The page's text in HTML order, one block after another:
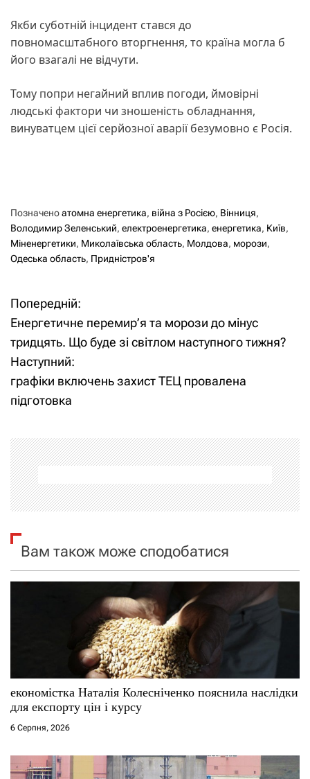
Якби суботній інцидент стався до
повномасштабного вторгнення, то країна могла б
його взагалі не відчути.
Тому попри негайний вплив погоди, ймовірні
людські фактори чи зношеність обладнання,
винуватцем цієї серйозної аварії безумовно є Росія.
Позначеноатомна енергетика, війна з Росією, Вінниця,
Володимир Зеленський, електроенергетика, енергетика, Київ,
Міненергетики, Миколаївська область, Молдова, морози,
Одеська область, Придністров'я
Н
а
в
і
а
ц
і
я
з
с
і
в
Попередній:
Енергетичне перемир’я та морози до мінус
тридцять. Що буде зі світлом наступного тижня?
Наступний:
графіки включень захист ТЕЦ провалена
підготовка
Вам також може сподобатися
економістка Наталія Колесніченко пояснила наслідки
для експорту цін і курсу
6 Серпня, 2026